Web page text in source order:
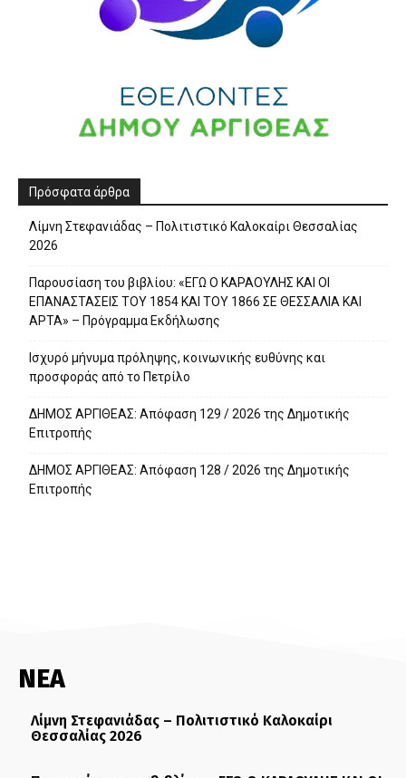
Πρόσφατα άρθρα
Λίμνη Στεφανιάδας – Πολιτιστικό Καλοκαίρι Θεσσαλίας
2026
Παρουσίαση του βιβλίου: «ΕΓΩ Ο ΚΑΡΑΟΥΛΗΣ ΚΑΙ ΟΙ
ΕΠΑΝΑΣΤΑΣΕΙΣ ΤΟΥ 1854 ΚΑΙ ΤΟΥ 1866 ΣΕ ΘΕΣΣΑΛΙΑ ΚΑΙ
ΑΡΤΑ» – Πρόγραμμα Εκδήλωσης
Ισχυρό μήνυμα πρόληψης, κοινωνικής ευθύνης και
προσφοράς από το Πετρίλο
ΔΗΜΟΣ ΑΡΓΙΘΕΑΣ: Απόφαση 129 / 2026 της Δημοτικής
Επιτροπής
ΔΗΜΟΣ ΑΡΓΙΘΕΑΣ: Απόφαση 128 / 2026 της Δημοτικής
Επιτροπής
ΝΕΑ
Λίμνη Στεφανιάδας – Πολιτιστικό Καλοκαίρι
Θεσσαλίας 2026